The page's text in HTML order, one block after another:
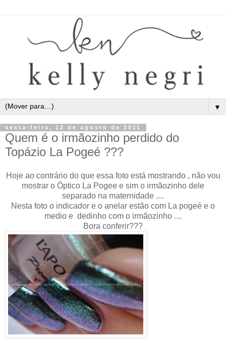
▼
sexta-feira, 12 de agosto de 2011
Quem é o irmãozinho perdido do
Topázio La Pogeé ???
Hoje ao contrário do que essa foto está mostrando , não vou
mostrar o Óptico La Pogee e sim o irmãozinho dele
separado na maternidade ....
Nesta foto o indicador e o anelar estão com La pogeé e o
medio e dedinho com o irmãozinho ....
Bora conferir???